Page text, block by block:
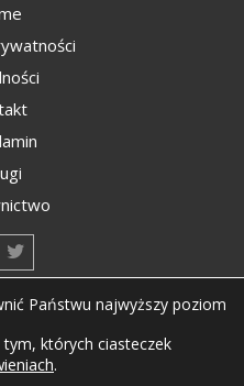
Państwu najwyższy poziom
których ciasteczek
.